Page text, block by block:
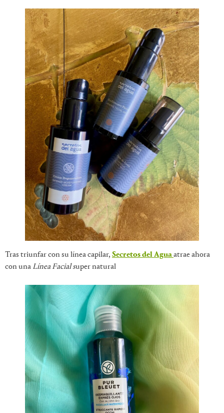
Tras triunfar con su línea capilar, Secretos del Aguaatrae ahora
con una Línea Facial super natural